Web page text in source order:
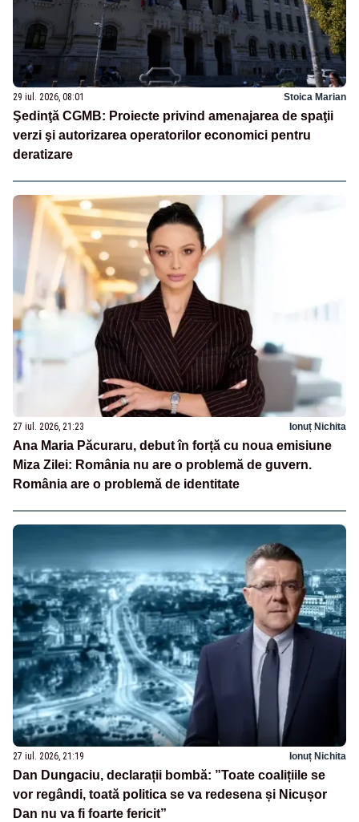
29 iul. 2026, 08:01 Stoica Marian
Şedinţă CGMB: Proiecte privind amenajarea de spaţii
verzi şi autorizarea operatorilor economici pentru
deratizare
27 iul. 2026, 21:23 Ionuț Nichita
Ana Maria Păcuraru, debut în forță cu noua emisiune
Miza Zilei: România nu are o problemă de guvern.
România are o problemă de identitate
27 iul. 2026, 21:19 Ionuț Nichita
Dan Dungaciu, declarații bombă: ”Toate coalițiile se
vor regândi, toată politica se va redesena și Nicușor
Dan nu va fi foarte fericit”